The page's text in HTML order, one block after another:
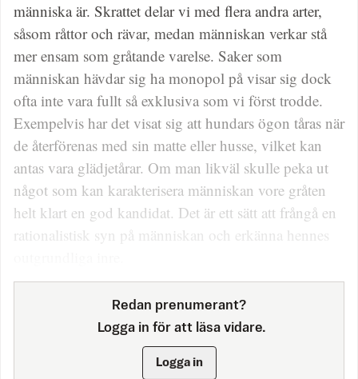
människa är. Skrattet delar vi med flera andra arter,
såsom råttor och rävar, medan människan verkar stå
mer ensam som gråtande varelse. Saker som
människan hävdar sig ha monopol på visar sig dock
ofta inte vara fullt så exklusiva som vi först trodde.
Exempelvis har det visat sig att hundars ögon tåras när
de återförenas med sin matte eller husse, vilket kan
antas vara glädjetårar. Om man likväl skulle peka ut
något som kan karakterisera människan vore gråten
helt klart en god kandidat. Det är ett sätt att frångå en
rationalistisk syn på människan och erkänna hennes
Redan prenumerant?
Logga in för att läsa vidare.
Logga in